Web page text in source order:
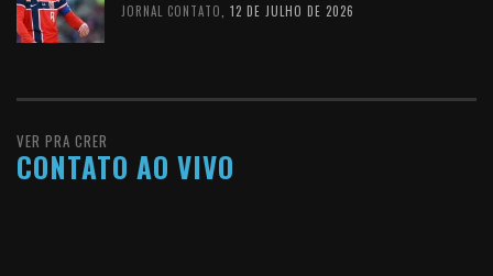
JORNAL CONTATO 12 DE JULHO DE 2026
VER PRA CRER
CONTATO AO VIVO